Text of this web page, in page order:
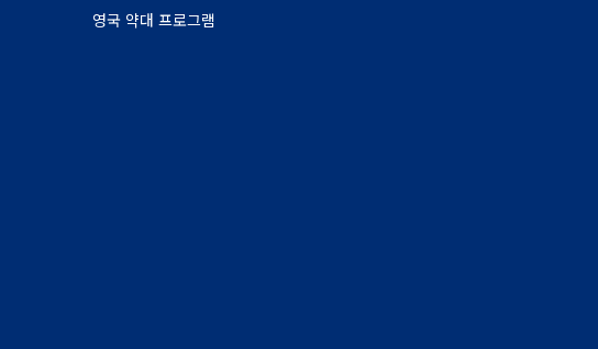
영국 약대 프로그램